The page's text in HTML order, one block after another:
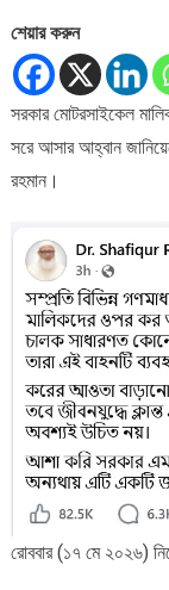
শেয়ার করুন
সরকার মোটরসাইকেল
সরে আসার আহ্বান
রহমান।
রোববার (১৭ মে ২০২৬)